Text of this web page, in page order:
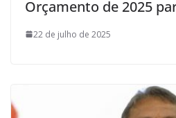
Orçamento de 2025
22 de julho de 2025